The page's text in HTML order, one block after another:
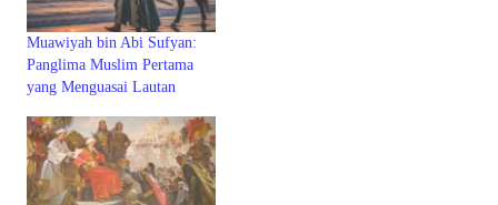
Muawiyah bin Abi Sufyan:
Panglima Muslim Pertama
yang Menguasai Lautan